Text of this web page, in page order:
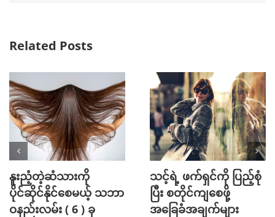
Related Posts
Mini Jeans Skirt ကို စ
တိုင်ကျကျဝတ်လို့ရစေ
မယ့် Styling Tips များ
Golf အားကစား
ကြိုက်နှစ်သက်သူတို့
အတွက် ဖက်ရှင် Tips